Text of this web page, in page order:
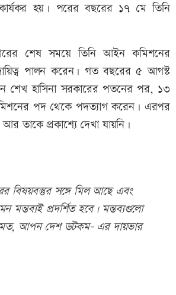
হয়। পরের বছরের ১৭ মে তিনি
শেষ সময়ে তিনি আইন কমিশনের
দায়িত্ব পালন করেন। গত বছরের ৫ আগস্ট
শেখ হাসিনা সরকারের পতনের পর, ১৩
পদ থেকে পদত্যাগ করেন। এরপর
আর তাকে প্রকাশ্যে দেখা যায়নি।
বিষয়বস্তুর সঙ্গে মিল আছে এবং
প্রদর্শিত হবে। মন্তব্যগুলো
আপন দেশ ডটকম- এর দায়ভার